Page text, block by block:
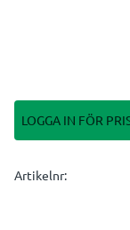
LOGGA IN FÖR
Artikelnr